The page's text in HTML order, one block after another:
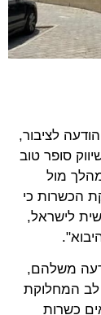
לציבור,
סופר טוב
מול
הכשרות כי
לישראל,
משלהם,
לב המחלוקת
כשרות